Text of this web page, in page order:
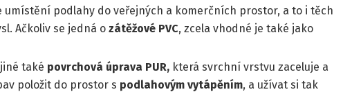
podlahy do veřejných a komerčních prostor, a to i těch
Ačkoliv se jedná o zátěžové PVC, zcela vhodné je také jako
také povrchová úprava PUR, která svrchní vrstvu zaceluje a
položit do prostor s podlahovým vytápěním, a užívat si tak